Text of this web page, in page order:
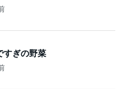
すぎの野菜